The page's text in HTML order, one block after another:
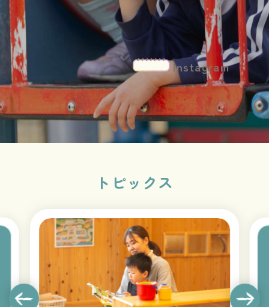
Instagram
トピックス